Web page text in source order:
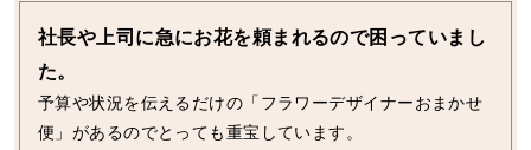
社長や上司に急にお花を頼まれるので困っていまし
た。
予算や状況を伝えるだけの「フラワーデザイナーおまかせ
便」があるのでとっても重宝しています。